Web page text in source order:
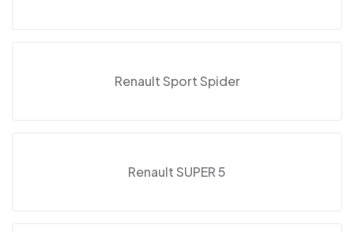
Renault Sport Spider
Renault SUPER 5